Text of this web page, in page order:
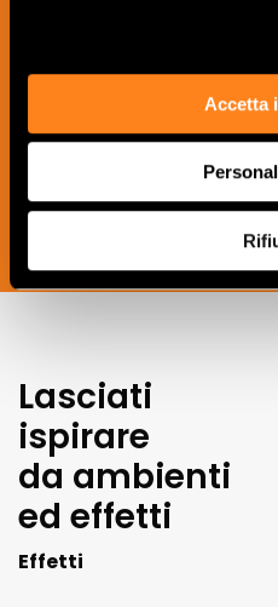
Accetta
Inscrivez-vous à
recevoir les
et les idées
monde des
d'intérieur.
SOUSCRIVEZ MAINTENANT
Lasciati
ispirare
da ambienti
ed effetti
Effetti